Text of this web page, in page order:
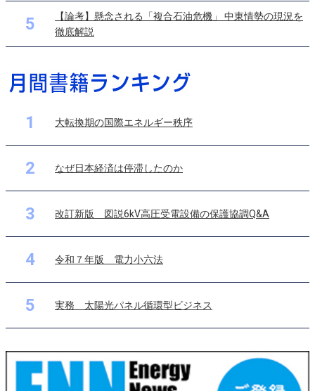
5
【論考】懸念される「複合石油危機」 中東情勢の現況を
徹底解説
1 大転換期の国際エネルギー秩序
2 なぜ日本経済は停滞したのか
3 改訂新版 図説6kV高圧受電設備の保護協調Q&A
4 令和７年版 電力小六法
5 実務 太陽光パネル循環型ビジネス